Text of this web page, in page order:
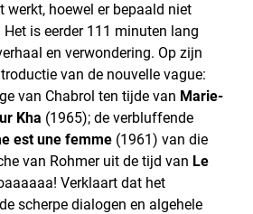
werkt, hoewel er bepaald niet
is eerder 111 minuten lang
en verwondering. Op zijn
van de nouvelle vague:
van Chabrol ten tijde van Marie-
Kha (1965); de verbluffende
est une femme (1961) van die
van Rohmer uit de tijd van Le
Verklaart dat het
scherpe dialogen en algehele